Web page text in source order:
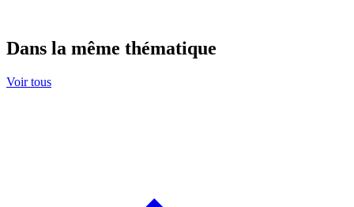
Dans la même thématique
Voir tous